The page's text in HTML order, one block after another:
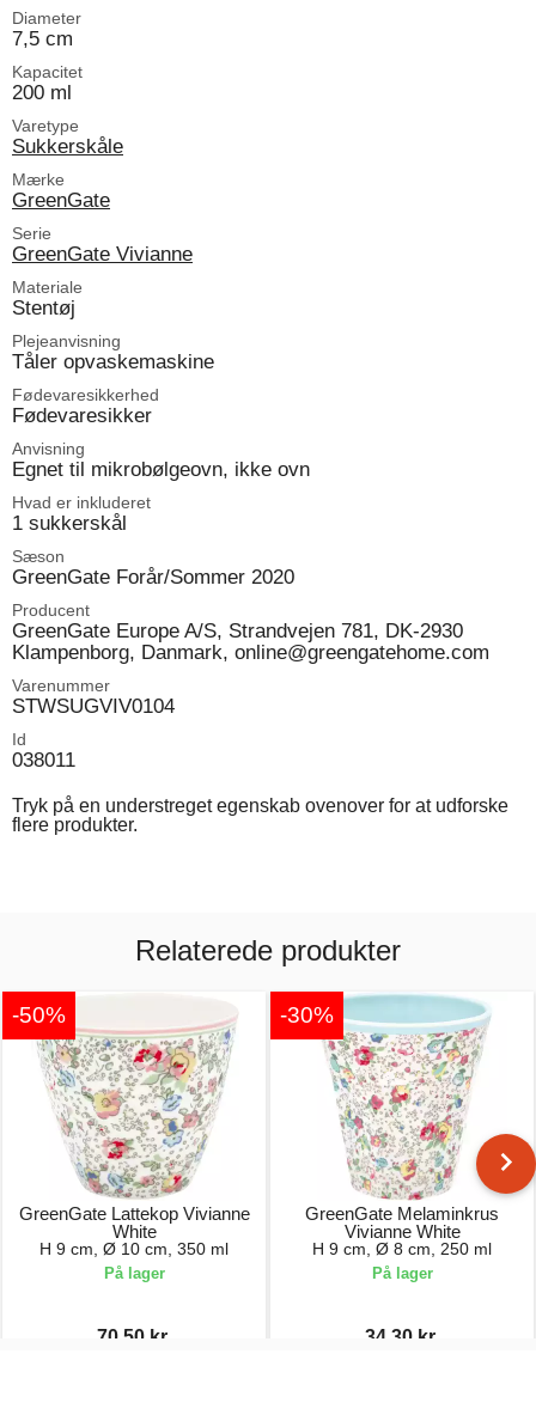
Diameter
7,5 cm
Kapacitet
200 ml
Varetype
Sukkerskåle
Mærke
GreenGate
Serie
GreenGate Vivianne
Materiale
Stentøj
Plejeanvisning
Tåler opvaskemaskine
Fødevaresikkerhed
Fødevaresikker
Anvisning
Egnet til mikrobølgeovn, ikke ovn
Hvad er inkluderet
1 sukkerskål
Sæson
GreenGate Forår/Sommer 2020
Producent
GreenGate Europe A/S, Strandvejen 781, DK-2930
Klampenborg, Danmark, online@greengatehome.com
Varenummer
STWSUGVIV0104
Id
038011
Tryk på en understreget egenskab ovenover for at udforske
flere produkter.
Relaterede produkter
-50%
GreenGate Lattekop Vivianne
White
H 9 cm, Ø 10 cm, 350 ml
På lager
70,50 kr.
-30%
GreenGate Melaminkrus
Vivianne White
H 9 cm, Ø 8 cm, 250 ml
På lager
34,30 kr.